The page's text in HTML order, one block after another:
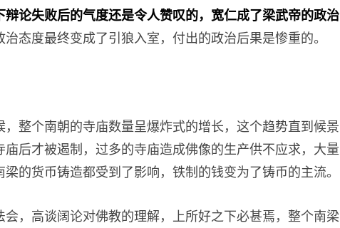
论失败后的气度还是令人赞叹的，宽仁成了梁武帝的政治
态度最终变成了引狼入室，付出的政治后果是惨重的。
整个南朝的寺庙数量呈爆炸式的增长，这个趋势直到候景
后才被遏制，过多的寺庙造成佛像的生产供不应求，大量
的货币铸造都受到了影响，铁制的钱变为了铸币的主流。
，高谈阔论对佛教的理解，上所好之下必甚焉，整个南梁